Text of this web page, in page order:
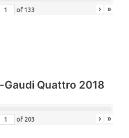
of 133 › »
Quattro 2018
of 203 › »